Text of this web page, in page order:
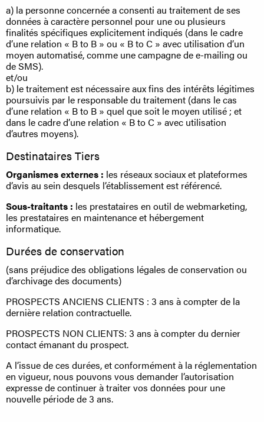
a) la personne concernée a consenti au traitement de ses
données à caractère personnel pour une ou plusieurs
finalités spécifiques explicitement indiqués (dans le cadre
d’une relation « B to B » ou « B to C » avec utilisation d’un
moyen automatisé, comme une campagne de e-mailing ou
de SMS).
et/ou
b) le traitement est nécessaire aux fins des intérêts légitimes
poursuivis par le responsable du traitement (dans le cas
d’une relation « B to B » quel que soit le moyen utilisé ; et
dans le cadre d’une relation « B to C » avec utilisation
d’autres moyens).
Destinataires Tiers
Organismes externes : les réseaux sociaux et plateformes
d’avis au sein desquels l’établissement est référencé.
Sous-traitants : les prestataires en outil de webmarketing,
les prestataires en maintenance et hébergement
informatique.
Durées de conservation
(sans préjudice des obligations légales de conservation ou
d’archivage des documents)
PROSPECTS ANCIENS CLIENTS : 3 ans à compter de la
dernière relation contractuelle.
PROSPECTS NON CLIENTS: 3 ans à compter du dernier
contact émanant du prospect.
A l’issue de ces durées, et conformément à la réglementation
en vigueur, nous pouvons vous demander l’autorisation
expresse de continuer à traiter vos données pour une
nouvelle période de 3 ans.